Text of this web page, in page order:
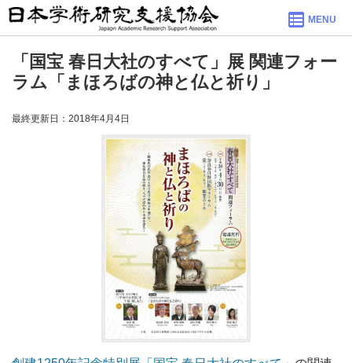
MENU
「国宝 春日大社のすべて」展 関連フォー
ラム「まほろばの神と仏と祈り」
最終更新日：2018年4月4日